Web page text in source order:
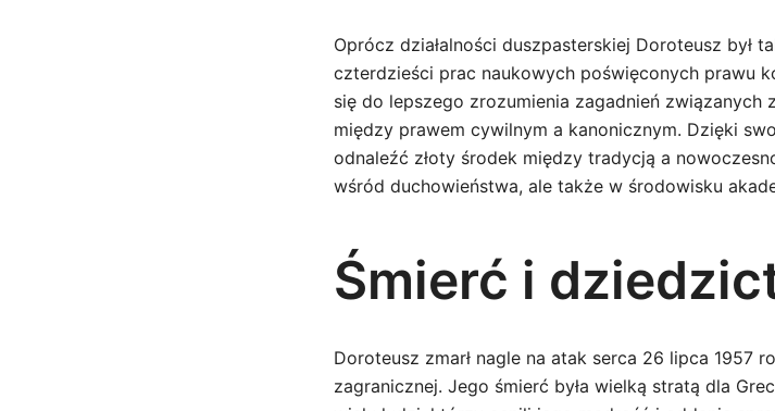
Oprócz działalności duszpasterskiej Doroteusz był
czterdzieści prac naukowych poświęconych prawu
się do lepszego zrozumienia zagadnień związanych
między prawem cywilnym a kanonicznym. Dzięki
odnaleźć złoty środek między tradycją a
wśród duchowieństwa, ale także w środowisku
Śmierć i
Doroteusz zmarł nagle na atak serca 26 lipca 1957
zagranicznej. Jego śmierć była wielką stratą dla